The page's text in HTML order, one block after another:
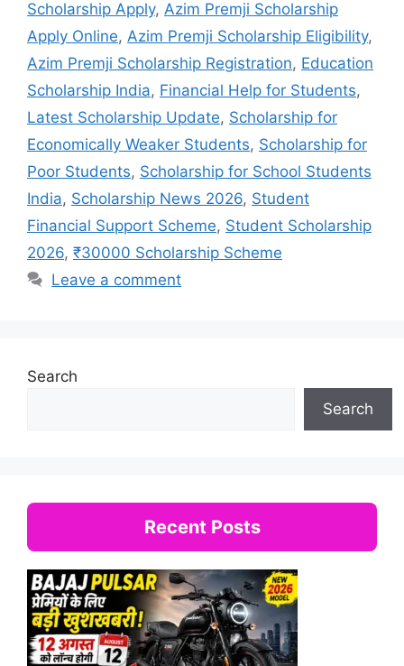
Scholarship Apply, Azim Premji Scholarship
Apply Online, Azim Premji Scholarship Eligibility,
Azim Premji Scholarship Registration, Education
Scholarship India, Financial Help for Students,
Latest Scholarship Update, Scholarship for
Economically Weaker Students, Scholarship for
Poor Students, Scholarship for School Students
India, Scholarship News 2026, Student
Financial Support Scheme, Student Scholarship
2026, ₹30000 Scholarship Scheme
Leave a comment
Search
Search
Recent Posts